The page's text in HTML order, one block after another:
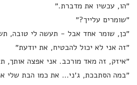
״הו, עכשיו את מדברת.״
״שומרים עלייך?״
״כן, שומר אחד אבל - תעשה לי טובה,
״זה אני לא יכול להבטיח, את יודעת״
״איזק, זה מאד מורכב. אני אפצה אותך,
״במה הסתבכת, ג׳ני… את כמו הבת שלי